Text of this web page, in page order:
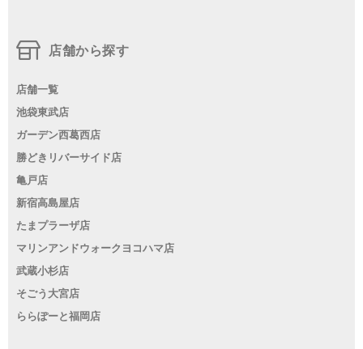
店舗から探す
店舗一覧
池袋東武店
ガーデン西葛西店
勝どきリバーサイド店
亀戸店
新宿高島屋店
たまプラーザ店
マリンアンドウォークヨコハマ店
武蔵小杉店
そごう大宮店
ららぽーと福岡店